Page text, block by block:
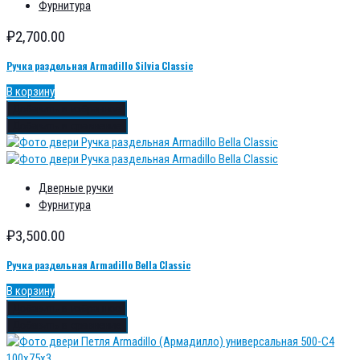
Фурнитура
₽2,700.00
Ручка раздельная Armadillo Silvia Classic
В корзину
Дверные ручки
Фурнитура
₽3,500.00
Ручка раздельная Armadillo Bella Classic
В корзину